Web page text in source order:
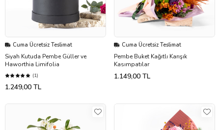
Cuma Ücretsiz Teslimat
Siyah Kutuda Pembe Güller ve
Haworthia Limifolia
(1)
1.249,00 TL
Cuma Ücretsiz Teslimat
Pembe Buket Kağıtlı Karışık
Kasımpatılar
1.149,00 TL